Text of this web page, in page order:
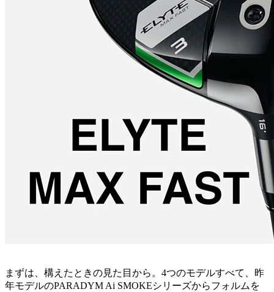
まずは、構えたときの見た目から。4つのモデルすべて、昨
年モデルのPARADYM Ai SMOKEシリーズからフォルムを